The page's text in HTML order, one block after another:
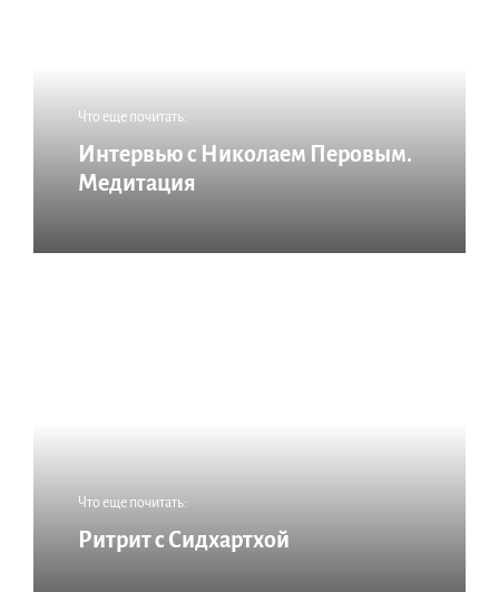
Что еще почитать:
Интервью с Николаем Перовым.
Медитация
Что еще почитать:
Ритрит с Сидхартхой